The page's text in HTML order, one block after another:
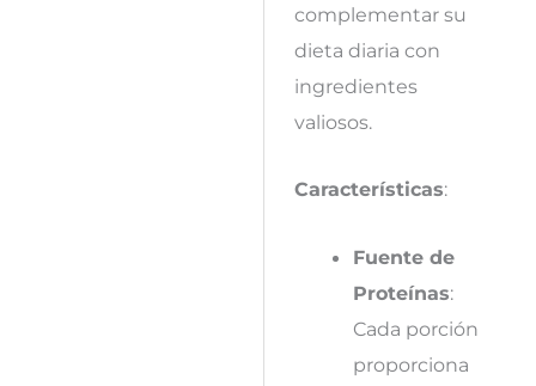
complementar su
dieta diaria con
ingredientes
valiosos.
Características:
Fuente de
Proteínas:
Cada porción
proporciona